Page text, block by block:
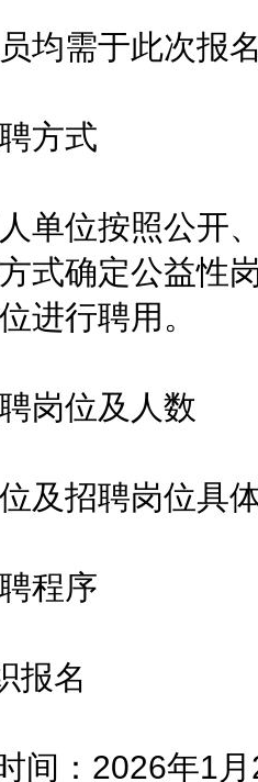
需于此次报名
方式
位按照公开、
式确定公益性
进行聘用。
位及人数
招聘岗位具体
程序
名
：2026年1月